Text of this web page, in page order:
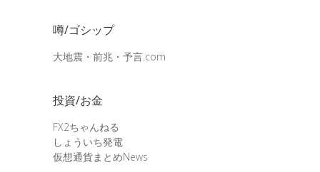
噂/ゴシップ
大地震・前兆・予言.com
投資/お金
FX2ちゃんねる
しょういち発電
仮想通貨まとめNews